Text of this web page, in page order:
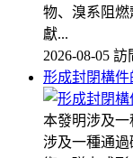
物、溴系阻
獻...
2026-08-05 訪
形成封閉構
本發明涉及
涉及一種通